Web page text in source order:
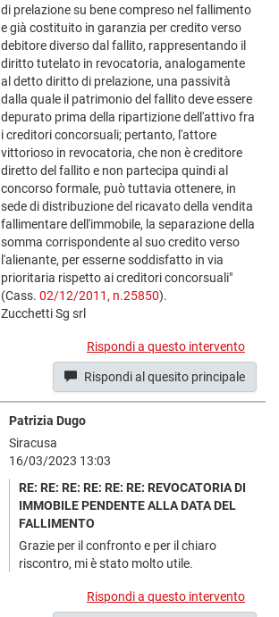
di prelazione su bene compreso nel fallimento
e già costituito in garanzia per credito verso
debitore diverso dal fallito, rappresentando il
diritto tutelato in revocatoria, analogamente
al detto diritto di prelazione, una passività
dalla quale il patrimonio del fallito deve essere
depurato prima della ripartizione dell'attivo fra
i creditori concorsuali; pertanto, l'attore
vittorioso in revocatoria, che non è creditore
diretto del fallito e non partecipa quindi al
concorso formale, può tuttavia ottenere, in
sede di distribuzione del ricavato della vendita
fallimentare dell'immobile, la separazione della
somma corrispondente al suo credito verso
l'alienante, per esserne soddisfatto in via
prioritaria rispetto ai creditori concorsuali"
(Cass. 02/12/2011, n.25850).
Zucchetti Sg srl
Rispondi a questo intervento
Rispondi al quesito principale
Patrizia Dugo
Siracusa
16/03/2023 13:03
RE: RE: RE: RE: RE: RE: REVOCATORIA DI
IMMOBILE PENDENTE ALLA DATA DEL
FALLIMENTO
Grazie per il confronto e per il chiaro
riscontro, mi è stato molto utile.
Rispondi a questo intervento